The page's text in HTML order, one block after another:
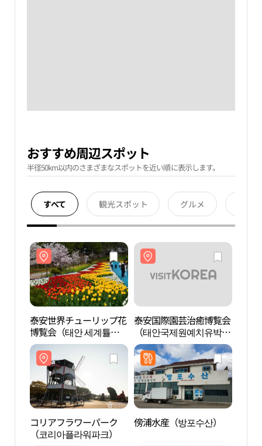
おすすめ周辺スポット
半径50km以内のさまざまなスポットを近い順に表示します。
すべて 観光スポット グルメ
泰安世界チューリップ花
博覧会（태안 세계튤립
꽃박람회）
泰安国際園芸治癒博覧会
（태안국제원예치유박람
회）
コリアフラワーパーク
（코리아플라워파크）
傍浦水産（방포수산）